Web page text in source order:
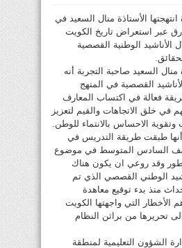
الأستاذة منال السعيد في
عبر استعراض تاريخ الكويت
الأناشيد الوطنية القصصية
منال السعيد صاحبة التجربة أنه
القصصية في المنهج
فعالة في اكتساب المعارف
في خلق الاتجاهات والقيم لتعزيز
الاحساس بالانتماء للوطن.
طبقت طريقة التدريس في
السادس المتوسط في موضوع
وقد روعي ان يكون هناك
الوطني القصصي الذي تم
منذ بدء توقيع معاهدة
الأخطار التي واجهتها الكويت
تحريرها من براثن النظام
الشؤون التعليمية لمنطقة